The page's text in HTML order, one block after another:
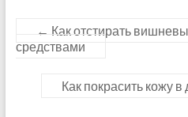
← Как отстирать
средствами
Как покрасить кожу